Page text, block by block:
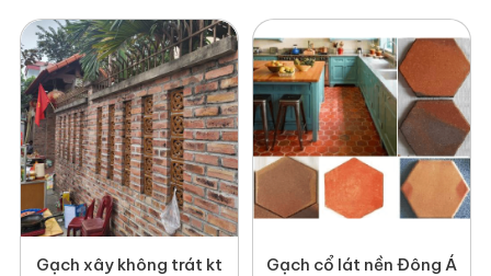
Gạch xây không trát kt
Gạch cổ lát nền Đông Á